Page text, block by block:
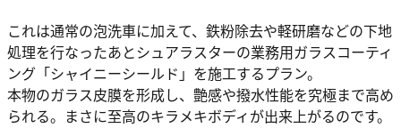
これは通常の泡洗車に加えて、鉄粉除去や軽研磨などの下地
処理を行なったあとシュアラスターの業務用ガラスコーティ
ング「シャイニーシールド」を施工するプラン。
本物のガラス皮膜を形成し、艶感や撥水性能を究極まで高め
られる。まさに至高のキラメキボディが出来上がるのです。